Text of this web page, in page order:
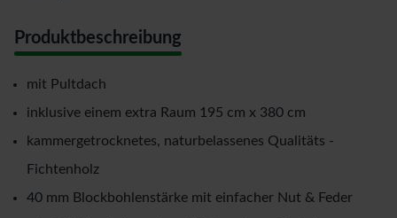
Produktbeschreibung
mit Pultdach
inklusive einem extra Raum 195 cm x 380 cm
kammergetrocknetes, naturbelassenes Qualitäts -
Fichtenholz
40 mm Blockbohlenstärke mit einfacher Nut & Feder